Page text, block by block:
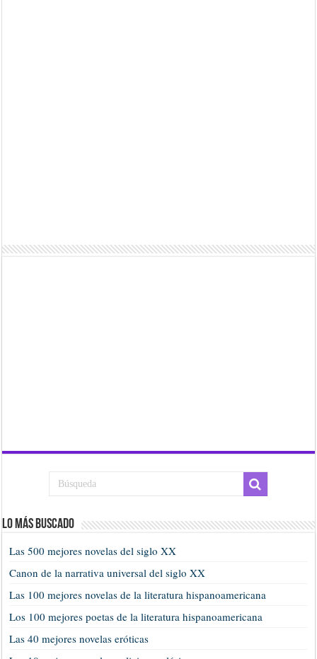
Lo más buscado
Las 500 mejores novelas del siglo XX
Canon de la narrativa universal del siglo XX
Las 100 mejores novelas de la literatura hispanoamericana
Los 100 mejores poetas de la literatura hispanoamericana
Las 40 mejores novelas eróticas